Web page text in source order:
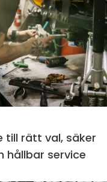
hållbar service